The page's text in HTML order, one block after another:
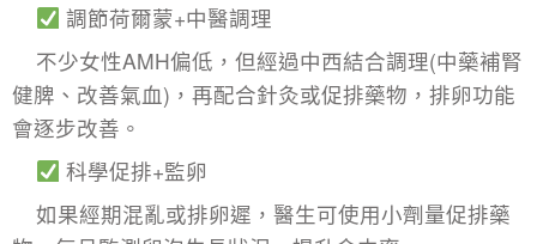
調節荷爾蒙+中醫調理
不少女性AMH偏低，但經過中西結合調理(中藥補腎
健脾、改善氣血)，再配合針灸或促排藥物，排卵功能
會逐步改善。
科學促排+監卵
如果經期混亂或排卵遲，醫生可使用小劑量促排藥